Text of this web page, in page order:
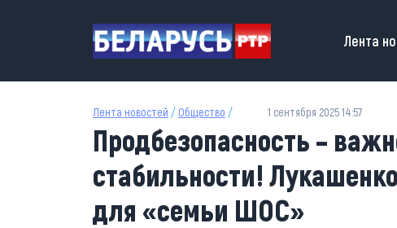
Main
Лента
Лента новостей / Общество / 1 сентября 2025 14:57
Продбезопасность –
стабильности!
для «семьи ШОС»